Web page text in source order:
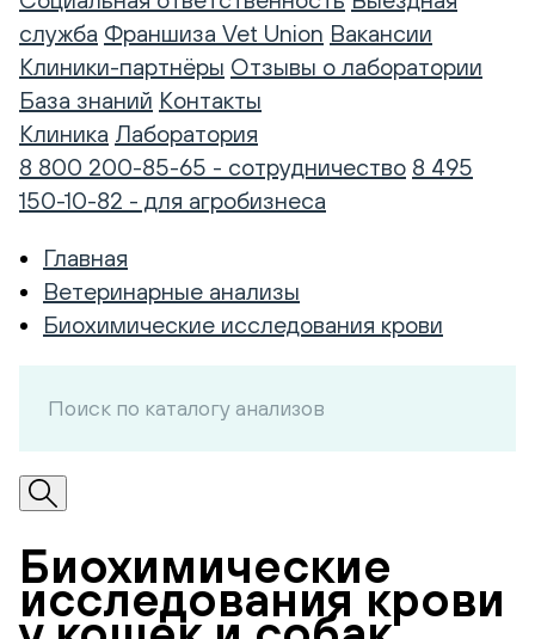
служба Франшиза Vet Union Вакансии
Клиники-партнёры Отзывы о лаборатории
База знаний Контакты
Клиника Лаборатория
8 800 200-85-65 - сотрудничество 8 495
150-10-82 - для агробизнеса
Главная
Ветеринарные анализы
Биохимические исследования крови
Биохимические
исследования крови